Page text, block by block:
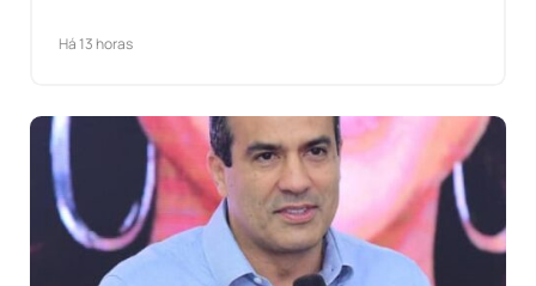
Há 13 horas